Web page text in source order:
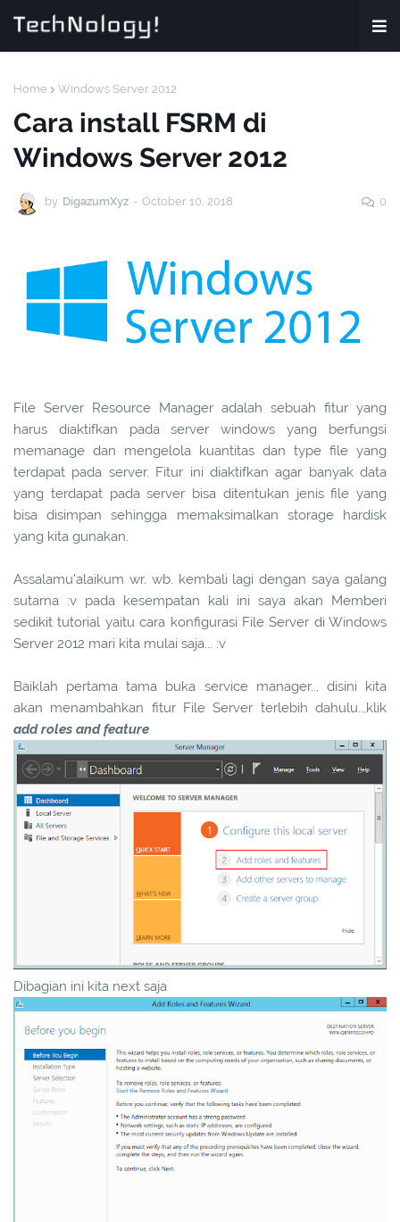
Home Windows Server 2012
Cara install FSRM di
Windows Server 2012
by DigazumXyz - October 10, 2018 0
File Server Resource Manager adalah sebuah fitur yang
harus diaktifkan pada server windows yang berfungsi
memanage dan mengelola kuantitas dan type file yang
terdapat pada server. Fitur ini diaktifkan agar banyak data
yang terdapat pada server bisa ditentukan jenis file yang
bisa disimpan sehingga memaksimalkan storage hardisk
yang kita gunakan.
Assalamu'alaikum wr. wb. kembali lagi dengan saya galang
sutarna :v pada kesempatan kali ini saya akan Memberi
sedikit tutorial yaitu cara konfigurasi File Server di Windows
Server 2012 mari kita mulai saja... :v
Baiklah pertama tama buka service manager.., disini kita
akan menambahkan fitur File Server terlebih dahulu..,klik
add roles and feature
Dibagian ini kita next saja